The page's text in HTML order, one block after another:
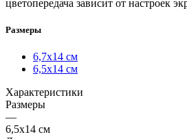
цветопередача зависит от настроек
Размеры
6,7х14 см
6,5х14 см
Характеристики
Размеры
—
6,5х14 см